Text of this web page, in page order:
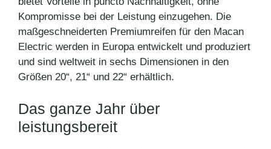
Kompromisse bei der Leistung einzugehen. Die
maßgeschneiderten Premiumreifen für den Macan
Electric werden in Europa entwickelt und produziert
und sind weltweit in sechs Dimensionen in den
Größen 20“, 21“ und 22“ erhältlich.
Das ganze Jahr über
leistungsbereit